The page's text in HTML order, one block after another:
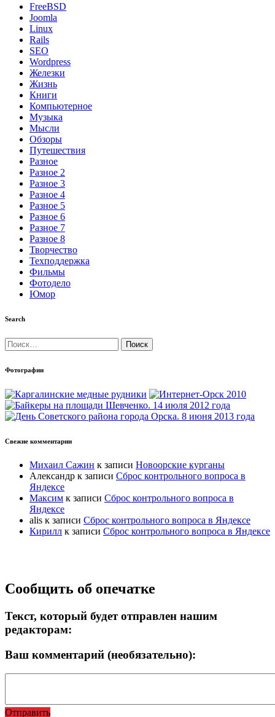
FreeBSD
Joomla
Linux
Rails
SEO
Wordpress
Железки
Жизнь
Книги
Компьютерное
Музыка
Мысли
Обзоры
Путешествия
Разное
Разное 2
Разное 3
Разное 4
Разное 5
Разное 6
Разное 7
Разное 8
Творчество
Техподдержка
Фильмы
Фотодело
Юмор
Search
Найти:
Фотографии
Свежие комментарии
Михаил Сажин к записи Новоорские курганы
Александр к записи Сброс контрольного вопроса в
Яндексе
Максим к записи Сброс контрольного вопроса в
Яндексе
alis к записи Сброс контрольного вопроса в Яндексе
Кирилл к записи Сброс контрольного вопроса в Яндексе
Прокрутка
вверх
Сообщить об опечатке
Текст, который будет отправлен нашим
редакторам:
Ваш комментарий (необязательно):
Отправить